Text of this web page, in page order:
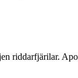
riddarfjärilar.